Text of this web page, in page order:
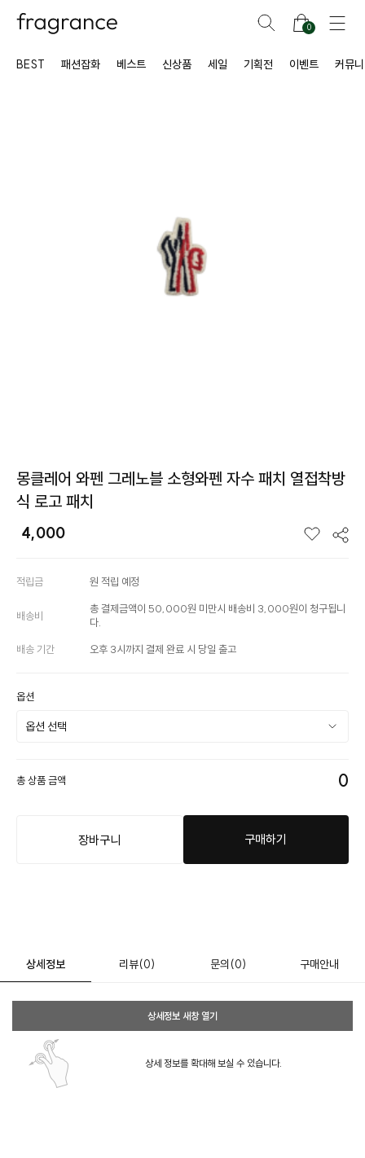
0
BEST 패션잡화 베스트 신상품 세일 기획전 이벤트 커뮤
몽클레어 와펜 그레노블 소형와펜 자수 패치 열접착방
식 로고 패치
4,000
적립금 원 적립 예정
배송비
총 결제금액이 50,000원 미만시 배송비 3,000원이 청구됩니
다.
배송 기간 오후 3시까지 결제 완료 시 당일 출고
옵션
총 상품 금액 0
장바구니 구매하기
상세정보 리뷰(0) 문의 (0) 구매안내
상세정보 새창 열기
상세 정보를 확대해 보실 수 있습니다.